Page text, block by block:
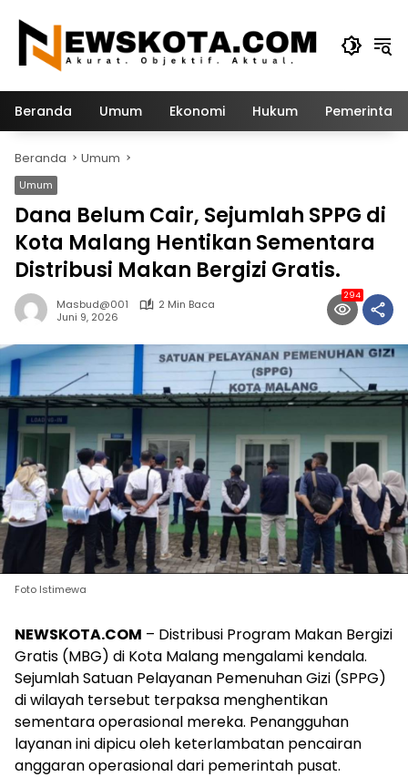
konten
Beranda Umum Ekonomi Hukum
Beranda Umum
Umum
Dana Belum Cair, Sejumlah SPPG di
Kota Malang Hentikan Sementara
Distribusi Makan Bergizi Gratis.
Masbud@001
2 Min Baca
Juni 9, 2026
294
Foto Istimewa
NEWSKOTA.COM – Distribusi Program Makan Bergizi
Gratis (MBG) di Kota Malang mengalami kendala.
Sejumlah Satuan Pelayanan Pemenuhan Gizi (SPPG)
di wilayah tersebut terpaksa menghentikan
sementara operasional mereka. Penangguhan
layanan ini dipicu oleh keterlambatan pencairan
anggaran operasional dari pemerintah pusat.